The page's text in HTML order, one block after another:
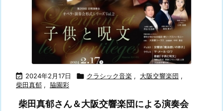
 2024年2月17日  クラシック音楽 , 大阪交響楽団 ,
柴田真郁 , 脇園彩
柴田真郁さん＆大阪交響楽団による演奏会